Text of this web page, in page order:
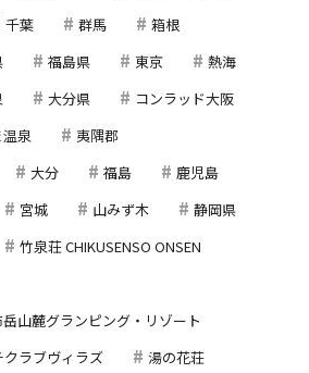
千葉 群馬
箱根
福島県 東京
熱海
大分県
コンラッド大阪
泉
夷隅郡
大分 福島
鹿児島
宮城 山みず木
静岡県
竹泉荘 CHIKUSENSO ONSEN
山麓グランピング・リゾート
ラブヴィラズ
湯の花荘